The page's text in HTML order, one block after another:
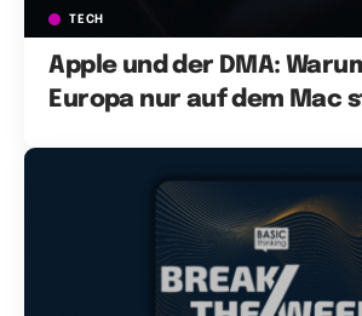
TECH
Apple und der DMA:
Europa nur auf dem Mac